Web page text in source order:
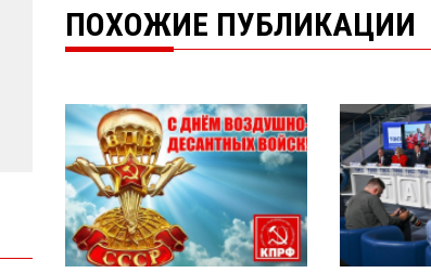
ПОХОЖИЕ ПУБЛИКАЦИИ